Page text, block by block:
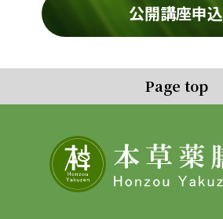
公開講座申込
Page top